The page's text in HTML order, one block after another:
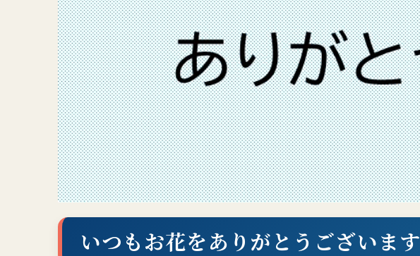
いつもお花をありがとうございます